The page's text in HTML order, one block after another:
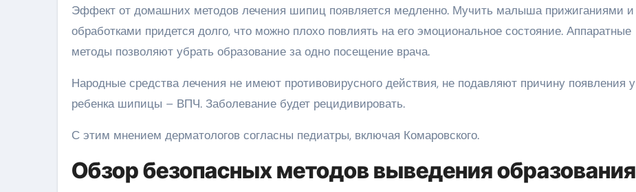
Эффект от домашних методов лечения шипиц появляется медленно. Мучить малыша прижиганиями и
обработками придется долго, что можно плохо повлиять на его эмоциональное состояние. Аппаратные
методы позволяют убрать образование за одно посещение врача.
Народные средства лечения не имеют противовирусного действия, не подавляют причину появления у
ребенка шипицы – ВПЧ. Заболевание будет рецидивировать.
С этим мнением дерматологов согласны педиатры, включая Комаровского.
Обзор безопасных методов выведения образования